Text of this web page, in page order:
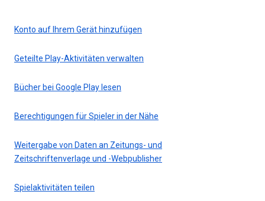
Konto auf Ihrem Gerät hinzufügen
Geteilte Play-Aktivitäten verwalten
Bücher bei Google Play lesen
Berechtigungen für Spieler in der Nähe
Weitergabe von Daten an Zeitungs- und
Zeitschriftenverlage und -Webpublisher
Spielaktivitäten teilen